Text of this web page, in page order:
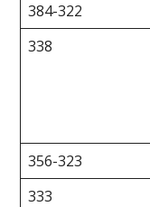
384-322
338
356-323
333